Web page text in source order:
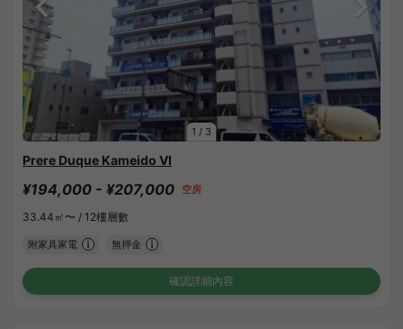
1 / 3
Prere Duque Kameido VI
¥194,000 - ¥207,000 空房
33.44㎡〜 / 12樓層數
附家具家電 無押金
確認詳細內容